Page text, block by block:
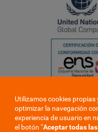
❮
Utilizamos cookies
optimizar la navegación
experiencia de usuario en
el botón “Aceptar todas